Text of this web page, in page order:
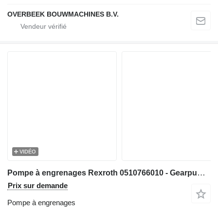
OVERBEEK BOUWMACHINES B.V.
VIDÉO
Pompe à engrenages Rexroth 0510766010 - Gearpump/Zahnradpumpe/Tandwielpomp pour matériel de TP
Prix sur demande
Pompe à engrenages